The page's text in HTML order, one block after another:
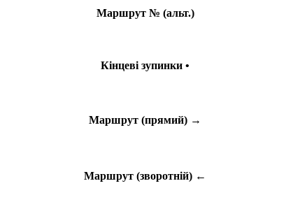
Маршрут № (альт.)
Кінцеві зупинки •
Маршрут (прямий) →
Маршрут (зворотній) ←